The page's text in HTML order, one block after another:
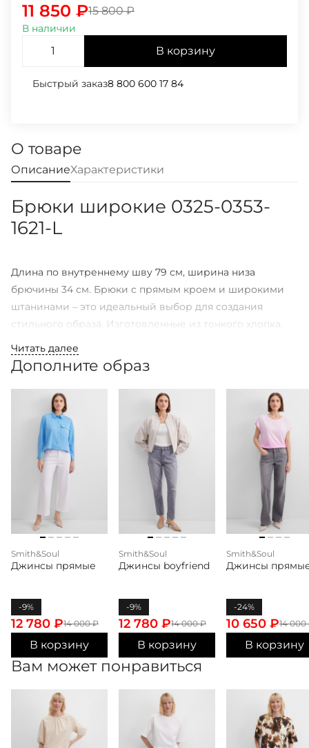
15 800₽
11 850 ₽
В наличии
В корзину
Быстрый заказ8 800 600 17 84
О товаре
ОписаниеХарактеристики
Брюки широкие 0325-0353-
1621-L
Длина по внутреннему шву 79 см, ширина низа
брючины 34 см. Брюки с прямым кроем и широкими
штанинами – это идеальный выбор для создания
стильного образа. Изготовленные из тонкого хлопка,
ощущения на коже. Полосатый принт добавляет
изюминку, а защипы и застежка на молнию с крючками
придают модели утонченный вид. Резинка на поясе
сзади обеспечивает отличную посадку, а прорезные
карманы добавляют практичности. Эти брюки
прекрасно подойдут как для повседневной носки, так и
для более формальных мероприятий, сочетая в себе
стиль и функциональность. Высококачественные
материалы гарантируют долговечность, а
универсальный дизайн позволяет легко
комбинировать их с разными фасонами.
Читать далее
Дополните образ
Smith&Soul
Джинсы прямые
-9%
14 000₽
12 780 ₽
В корзину
Smith&Soul
Джинсы boyfriend
-9%
14 000₽
12 780 ₽
В корзину
Smith&Soul
Джинсы
-24%
14 000
10 650 ₽
В корзину
Вам может понравиться